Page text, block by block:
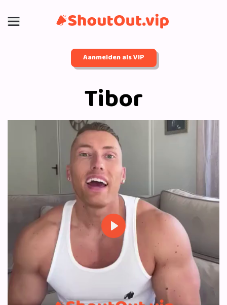
Aanmelden als VIP
Tibor
Play